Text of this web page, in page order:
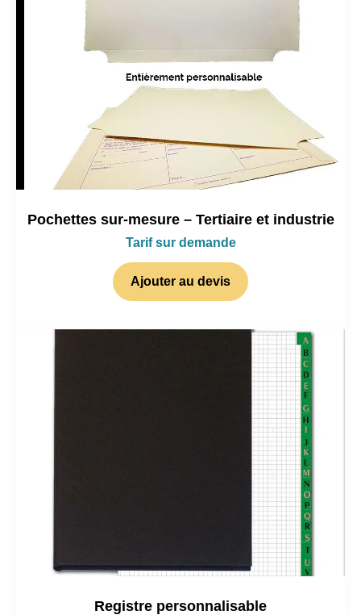
Pochettes sur-mesure – Tertiaire et industrie
Tarif sur demande
Ajouter au devis
Registre personnalisable